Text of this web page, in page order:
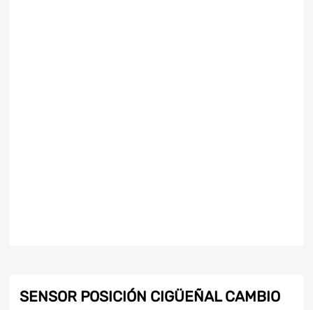
SENSOR POSICIÓN CIGÜEÑAL CAMBIO